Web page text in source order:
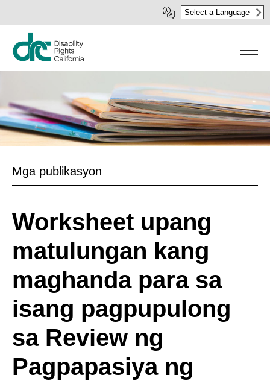
to
content
Select a Language
Mga publikasyon
Worksheet upang
matulungan kang
maghanda para sa
isang pagpupulong
sa Review ng
Pagpapasiya ng